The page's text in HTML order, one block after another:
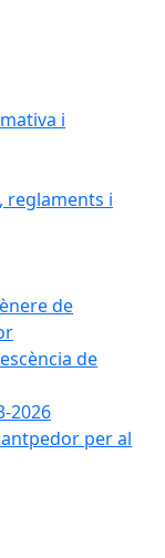
i
reglaments i
de
de
2026
per al